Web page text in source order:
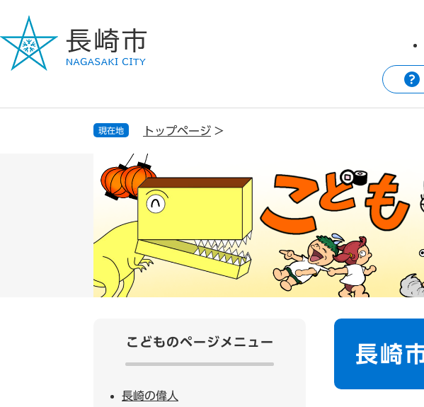
ジ
で
ュ
ば
現在地 トップページ >
本
長崎
こどものページメニュー
長崎の偉人